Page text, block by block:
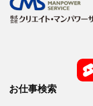
お仕事検索